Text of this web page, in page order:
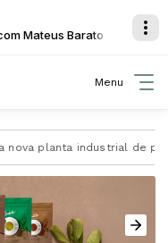
Barato
Menu
planta industrial de